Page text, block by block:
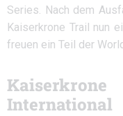
Series. Nach dem
Kaiserkrone Trail nun
freuen ein Teil der
International